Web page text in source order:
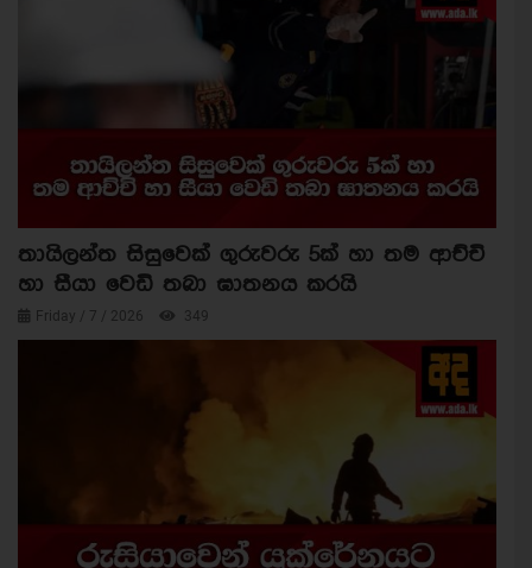
තායිලන්ත සිසුවෙක් ගුරුවරු 5ක් හා තම ආච්චි
හා සීයා වෙඩි තබා ඝාතනය කරයි
Friday / 7 / 2026 349